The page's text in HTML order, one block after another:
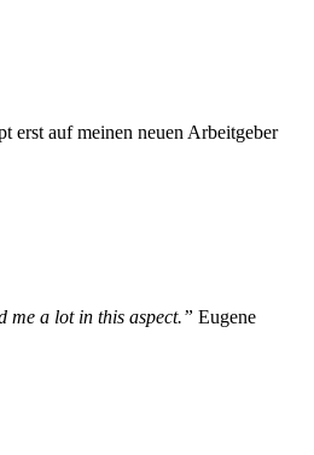
erst auf meinen neuen Arbeitgeber
me a lot in this aspect.” Eugene